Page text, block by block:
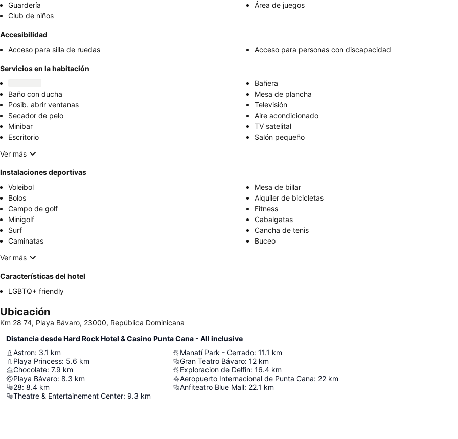
Guardería
Área de juegos
Club de niños
Accesibilidad
Acceso para silla de ruedas
Acceso para personas con discapacidad
Servicios en la habitación
Bañera
Baño con ducha
Mesa de plancha
Posib. abrir ventanas
Televisión
Secador de pelo
Aire acondicionado
Minibar
TV satelital
Escritorio
Salón pequeño
Ver más
Instalaciones deportivas
Voleibol
Mesa de billar
Bolos
Alquiler de bicicletas
Campo de golf
Fitness
Minigolf
Cabalgatas
Surf
Cancha de tenis
Caminatas
Buceo
Ver más
Características del hotel
LGBTQ+ friendly
Ubicación
Km 28 74, Playa Bávaro, 23000, República Dominicana
Distancia desde Hard Rock Hotel & Casino Punta Cana - All inclusive
Astron: 3.1 km
Playa Princess: 5.6 km
Chocolate: 7.9 km
Playa Bávaro: 8.3 km
28: 8.4 km
Theatre & Entertainement Center: 9.3 km
Manatí Park - Cerrado: 11.1 km
Gran Teatro Bávaro: 12 km
Exploracion de Delfin: 16.4 km
Aeropuerto Internacional de Punta Cana: 22 km
Anfiteatro Blue Mall: 22.1 km